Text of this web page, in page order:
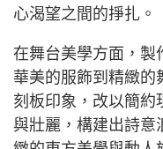
心渴望之間的掙扎。
在舞台美學方面，製
華美的服飾到精緻的
刻板印象，改以簡約
與壯麗，構建出詩意